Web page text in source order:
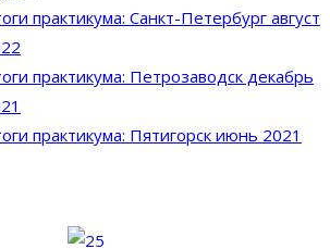
практикума: Санкт-Петербург август
практикума: Петрозаводск декабрь
практикума: Пятигорск июнь 2021